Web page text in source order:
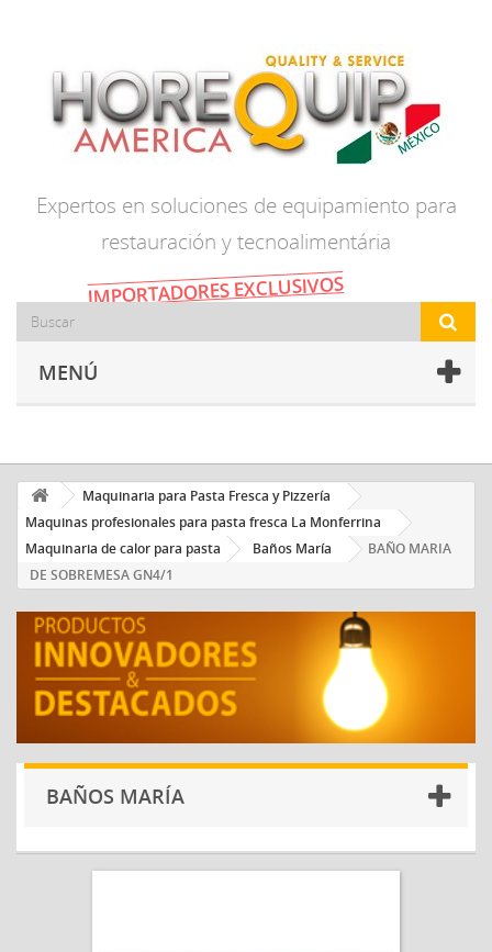
Expertos en soluciones de equipamiento para
restauración y tecnoalimentária
IMPORTADORES EXCLUSIVOS
MENÚ
Maquinaria para Pasta Fresca y Pizzería
Maquinas profesionales para pasta fresca La Monferrina
Maquinaria de calor para pasta
Baños María
BAÑO MARIA
DE SOBREMESA GN4/1
BAÑOS MARÍA